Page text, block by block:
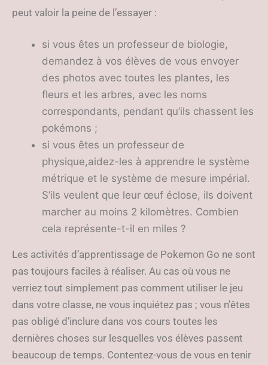
peut valoir la peine de l’essayer :
si vous êtes un professeur de biologie,
demandez à vos élèves de vous envoyer
des photos avec toutes les plantes, les
fleurs et les arbres, avec les noms
correspondants, pendant qu’ils chassent les
pokémons ;
si vous êtes un professeur de
physique,aidez-les à apprendre le système
métrique et le système de mesure impérial.
S’ils veulent que leur œuf éclose, ils doivent
marcher au moins 2 kilomètres. Combien
cela représente-t-il en miles ?
Les activités d’apprentissage de Pokemon Go ne sont
pas toujours faciles à réaliser. Au cas où vous ne
verriez tout simplement pas comment utiliser le jeu
dans votre classe, ne vous inquiétez pas ; vous n’êtes
pas obligé d’inclure dans vos cours toutes les
dernières choses sur lesquelles vos élèves passent
beaucoup de temps. Contentez-vous de vous en tenir